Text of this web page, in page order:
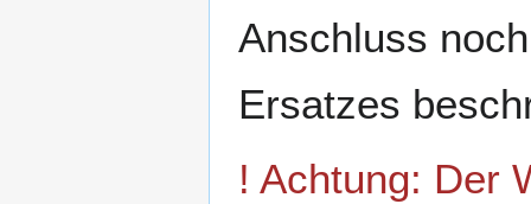
Anschluss
Ersatzes
! Achtung: Der